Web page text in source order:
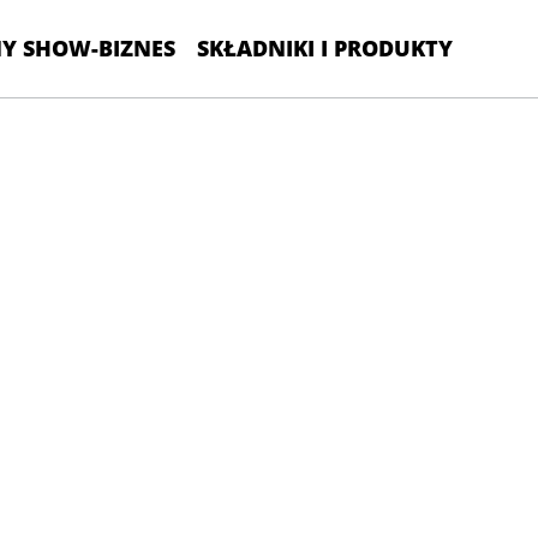
SHOW-BIZNES SKŁADNIKI I PRODUKTY